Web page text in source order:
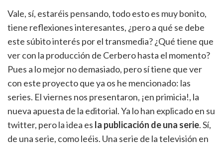
Vale, sí, estaréis pensando, todo esto es muy bonito,
tiene reflexiones interesantes, ¿pero a qué se debe
este súbito interés por el transmedia? ¿Qué tiene que
ver con la producción de Cerbero hasta el momento?
Pues a lo mejor no demasiado, pero sí tiene que ver
con este proyecto que ya os he mencionado: las
series. El viernes nos presentaron, ¡en primicia!, la
nueva apuesta de la editorial. Ya lo han explicado en su
twitter, pero la idea es la publicación de una serie. Sí,
de una serie, como leéis. Una serie de la televisión en